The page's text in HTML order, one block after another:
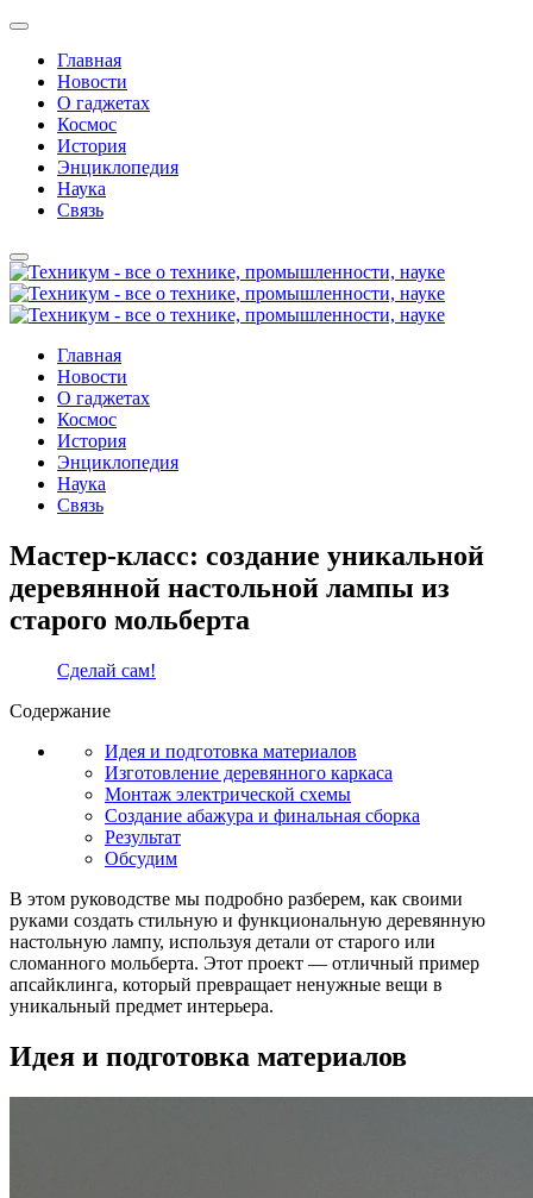
Главная
Новости
О гаджетах
Космос
История
Энциклопедия
Наука
Связь
Главная
Новости
О гаджетах
Космос
История
Энциклопедия
Наука
Связь
Мастер-класс: создание уникальной
деревянной настольной лампы из
старого мольберта
Сделай сам!
Содержание
Идея и подготовка материалов
Изготовление деревянного каркаса
Монтаж электрической схемы
Создание абажура и финальная сборка
Результат
Обсудим
В этом руководстве мы подробно разберем, как своими
руками создать стильную и функциональную деревянную
настольную лампу, используя детали от старого или
сломанного мольберта. Этот проект — отличный пример
апсайклинга, который превращает ненужные вещи в
уникальный предмет интерьера.
Идея и подготовка материалов